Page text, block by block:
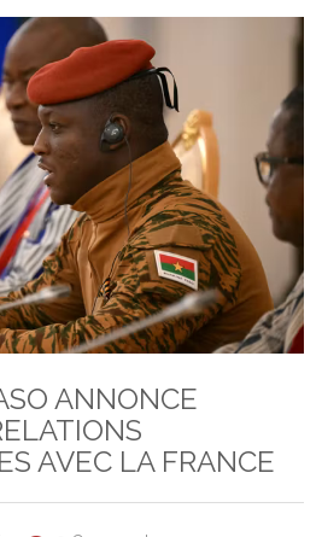
ANNONCE
AVEC LA FRANCE